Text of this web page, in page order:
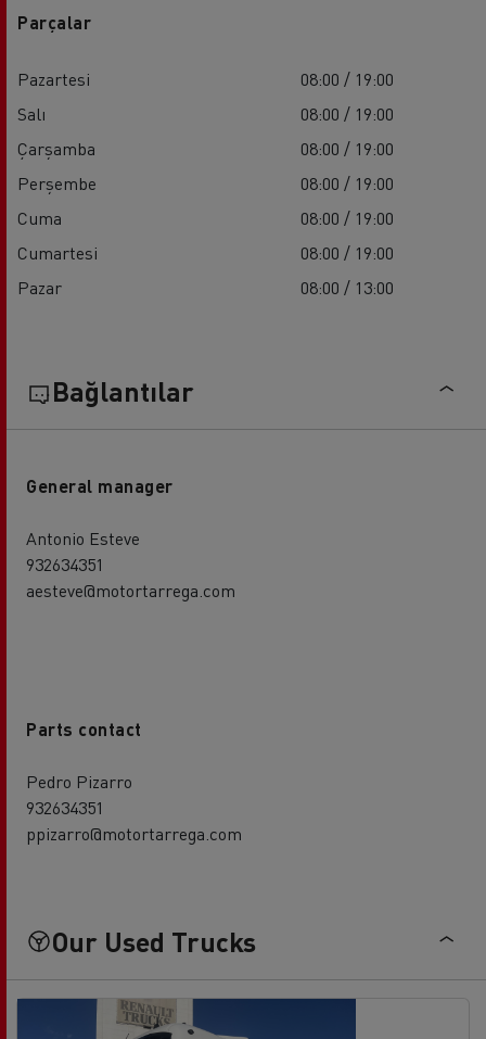
Parçalar
Pazartesi
08:00 / 19:00
Salı
08:00 / 19:00
Çarşamba
08:00 / 19:00
Perşembe
08:00 / 19:00
Cuma
08:00 / 19:00
Cumartesi
08:00 / 19:00
Pazar
08:00 / 13:00
Bağlantılar
General manager
Antonio Esteve
932634351
aesteve@motortarrega.com
Parts contact
Pedro Pizarro
932634351
ppizarro@motortarrega.com
Our Used Trucks